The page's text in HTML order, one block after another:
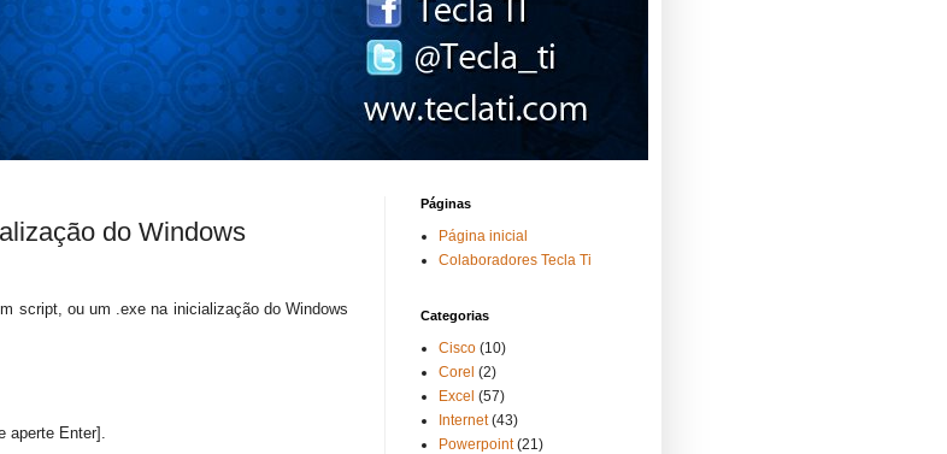
do Windows
script, ou um .exe na inicialização do Windows
aperte Enter].
Páginas
Página inicial
Colaboradores Tecla Ti
Categorias
Cisco (10)
Corel (2)
Excel (57)
Internet (43)
Powerpoint (21)